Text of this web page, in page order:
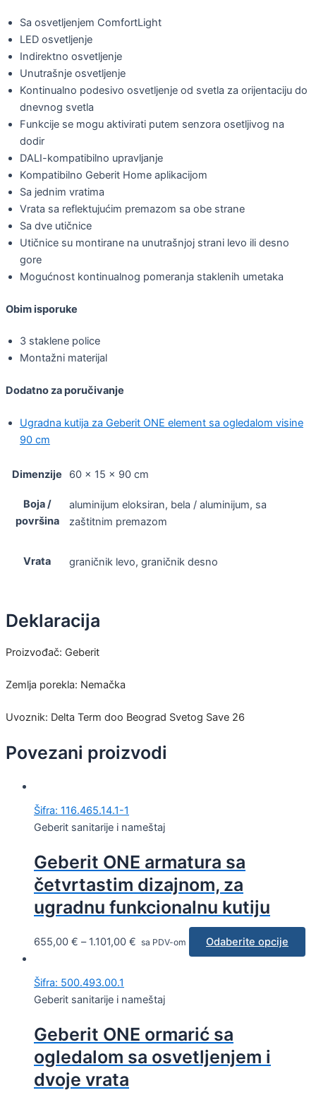
Sa osvetljenjem ComfortLight
LED osvetljenje
Indirektno osvetljenje
Unutrašnje osvetljenje
Kontinualno podesivo osvetljenje od svetla za orijentaciju do
dnevnog svetla
Funkcije se mogu aktivirati putem senzora osetljivog na
dodir
DALI-kompatibilno upravljanje
Kompatibilno Geberit Home aplikacijom
Sa jednim vratima
Vrata sa reflektujućim premazom sa obe strane
Sa dve utičnice
Utičnice su montirane na unutrašnjoj strani levo ili desno
gore
Mogućnost kontinualnog pomeranja staklenih umetaka
Obim isporuke
3 staklene police
Montažni materijal
Dodatno za poručivanje
Ugradna kutija za Geberit ONE element sa ogledalom visine
90 cm
Dimenzije 60 × 15 × 90 cm
Boja /
površina
aluminijum eloksiran, bela / aluminijum, sa
zaštitnim premazom
Vrata graničnik levo, graničnik desno
Deklaracija
Proizvođač: Geberit
Zemlja porekla: Nemačka
Uvoznik: Delta Term doo Beograd Svetog Save 26
Povezani proizvodi
Šifra: 116.465.14.1-1
Geberit sanitarije i nameštaj
Geberit ONE armatura sa
četvrtastim dizajnom, za
ugradnu funkcionalnu kutiju
655,00 € – 1.101,00 € sa PDV-om Odaberite opcije
Šifra: 500.493.00.1
Geberit sanitarije i nameštaj
Geberit ONE ormarić sa
ogledalom sa osvetljenjem i
dvoje vrata